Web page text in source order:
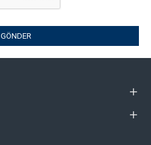
GÖNDER